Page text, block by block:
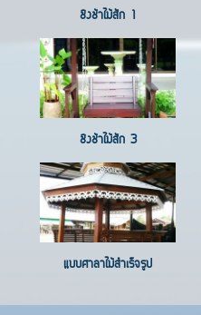
ชิงช้าไม้สัก 1
ชิงช้าไม้สัก 3
แบบศาลาไม้สำเร็จรูป